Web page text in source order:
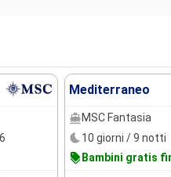
Mediterraneo
MSC Fantasia
10 giorni / 9 notti
Bambini gratis